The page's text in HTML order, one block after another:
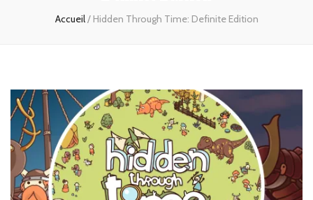
Accueil/ Hidden Through Time: Definite Edition